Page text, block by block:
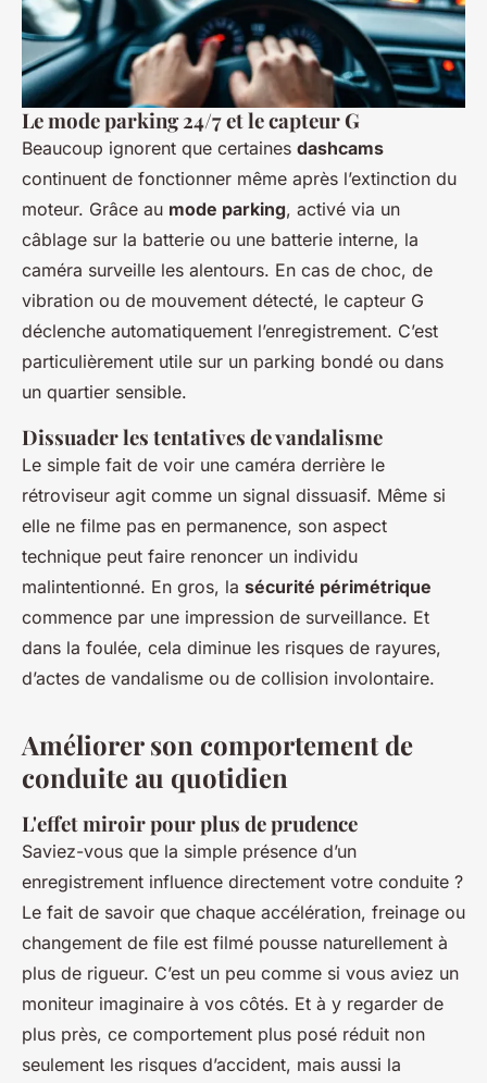
Le mode parking 24/7 et le capteur G
Beaucoup ignorent que certaines dashcams
continuent de fonctionner même après l’extinction du
moteur. Grâce au mode parking, activé via un
câblage sur la batterie ou une batterie interne, la
caméra surveille les alentours. En cas de choc, de
vibration ou de mouvement détecté, le capteur G
déclenche automatiquement l’enregistrement. C’est
particulièrement utile sur un parking bondé ou dans
un quartier sensible.
Dissuader les tentatives de vandalisme
Le simple fait de voir une caméra derrière le
rétroviseur agit comme un signal dissuasif. Même si
elle ne filme pas en permanence, son aspect
technique peut faire renoncer un individu
malintentionné. En gros, la sécurité périmétrique
commence par une impression de surveillance. Et
dans la foulée, cela diminue les risques de rayures,
d’actes de vandalisme ou de collision involontaire.
Améliorer son comportement de
conduite au quotidien
L'effet miroir pour plus de prudence
Saviez-vous que la simple présence d’un
enregistrement influence directement votre conduite ?
Le fait de savoir que chaque accélération, freinage ou
changement de file est filmé pousse naturellement à
plus de rigueur. C’est un peu comme si vous aviez un
moniteur imaginaire à vos côtés. Et à y regarder de
plus près, ce comportement plus posé réduit non
seulement les risques d’accident, mais aussi la